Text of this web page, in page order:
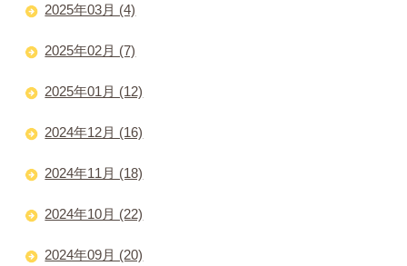
2025年03月 (4)
2025年02月 (7)
2025年01月 (12)
2024年12月 (16)
2024年11月 (18)
2024年10月 (22)
2024年09月 (20)